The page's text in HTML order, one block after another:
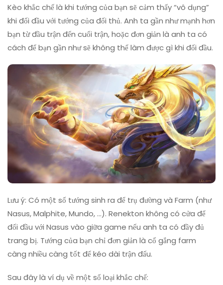
Kèo khắc chế là khi tướng của bạn sẽ cảm thấy “vô dụng”
khi đối đầu với tướng của đối thủ. Anh ta gần như mạnh hơn
bạn từ đầu trận đến cuối trận, hoặc đơn giản là anh ta có
cách để bạn gần như sẽ không thể làm được gì khi đối đầu.
Lưu ý: Có một số tướng sinh ra để trụ đường và Farm (như
Nasus, Malphite, Mundo, …). Renekton không có cửa để
đối đầu với Nasus vào giữa game nếu anh ta có đầy đủ
trang bị. Tướng của bạn chỉ đơn giản là cố gắng farm
càng nhiều càng tốt để kéo dài trận đấu.
Sau đây là ví dụ về một số loại khắc chế: